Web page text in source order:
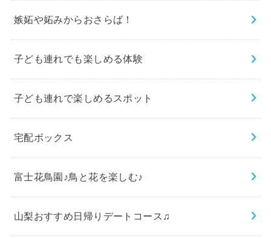
嫉妬や妬みからおさらば！
子ども連れでも楽しめる体験
子ども連れで楽しめるスポット
宅配ボックス
富士花鳥園♪鳥と花を楽しむ♪
山梨おすすめ日帰りデートコース♫